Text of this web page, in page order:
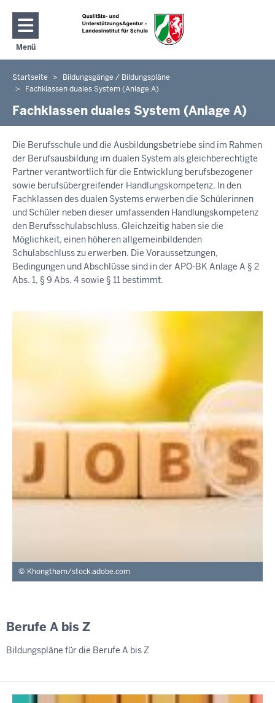
Direkt zum Inhalt
Menü
Navigation aktivieren/deaktivieren: Hauptmenü
Sie
befinden
sich
hier
Startseite
Bildungsgänge / Bildungspläne
Fachklassen duales System (Anlage A)
Fachklassen duales System (Anlage A)
Die Berufsschule und die Ausbildungsbetriebe sind im Rahmen
der Berufsausbildung im dualen System als gleichberechtigte
Partner verantwortlich für die Entwicklung berufsbezogener
sowie berufsübergreifender Handlungskompetenz. In den
Fachklassen des dualen Systems erwerben die Schülerinnen
und Schüler neben dieser umfassenden Handlungskompetenz
den Berufsschulabschluss. Gleichzeitig haben sie die
Möglichkeit, einen höheren allgemeinbildenden
Schulabschluss zu erwerben. Die Voraussetzungen,
Bedingungen und Abschlüsse sind in der APO-BK Anlage A § 2
Abs. 1, § 9 Abs. 4 sowie § 11 bestimmt.
Khongtham/stock.adobe.com
Berufe A bis Z
Bildungspläne für die Berufe A bis Z